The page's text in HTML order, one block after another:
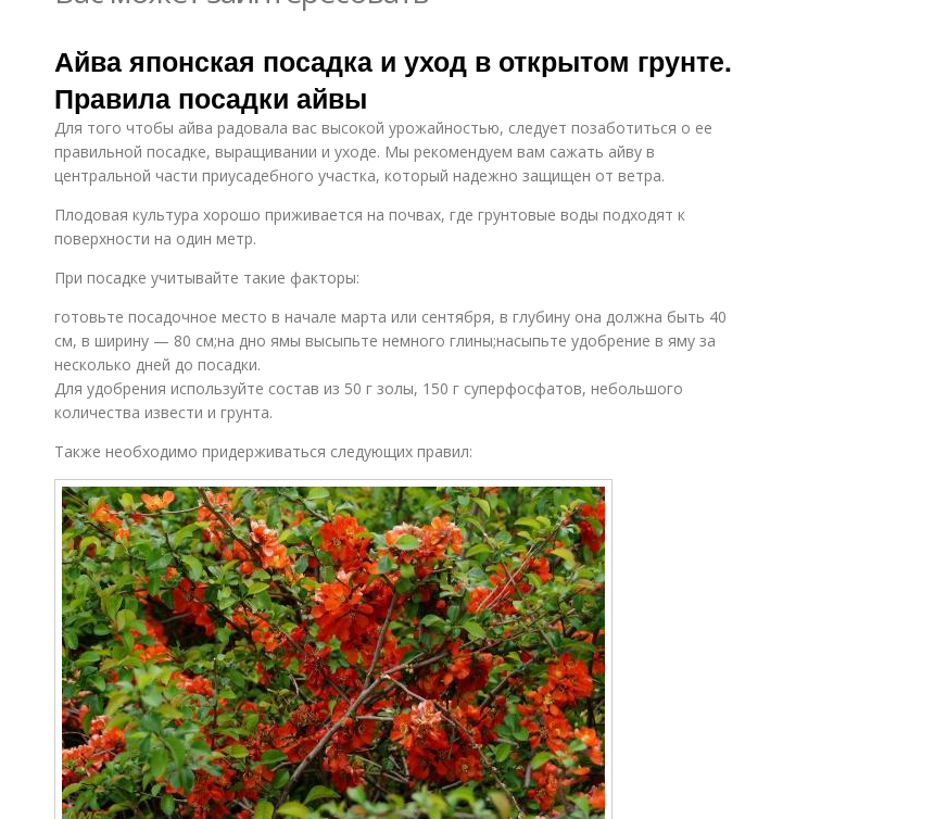
Айва японская посадка и уход в открытом грунте.
Правила посадки айвы
Для того чтобы айва радовала вас высокой урожайностью, следует позаботиться о ее
правильной посадке, выращивании и уходе. Мы рекомендуем вам сажать айву в
центральной части приусадебного участка, который надежно защищен от ветра.
Плодовая культура хорошо приживается на почвах, где грунтовые воды подходят к
поверхности на один метр.
При посадке учитывайте такие факторы:
готовьте посадочное место в начале марта или сентября, в глубину она должна быть 40
см, в ширину — 80 см;на дно ямы высыпьте немного глины;насыпьте удобрение в яму за
несколько дней до посадки.
Для удобрения используйте состав из 50 г золы, 150 г суперфосфатов, небольшого
количества извести и грунта.
Также необходимо придерживаться следующих правил: